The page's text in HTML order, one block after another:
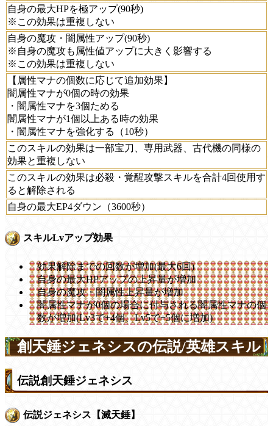
自身の最大HPを極アップ(90秒)
※この効果は重複しない
自身の魔攻・闇属性アップ(90秒)
※自身の魔攻も属性値アップに大きく影響する
※この効果は重複しない
【属性マナの個数に応じて追加効果】
闇属性マナが0個の時の効果
・闇属性マナを3個ためる
闇属性マナが1個以上ある時の効果
・闇属性マナを強化する（10秒）
このスキルの効果は一部宝刀、専用武器、古代機の同様の
効果と重複しない
このスキルの効果は必殺・覚醒攻撃スキルを合計4回使用す
ると解除される
自身の最大EP4ダウン（3600秒）
スキルLvアップ効果
効果解除までの回数が増加(最大6回)
自身の最大HPアップの上昇量が増加
自身の魔攻・闇属性上昇量が増加
闇属性マナが0個の場合に付与される闇属性マナの個
数が増加(Lv3で+4個、Lv5で+5個に増加)
創天錘ジェネシスの伝説/英雄スキル
伝説創天錘ジェネシス
伝説ジェネシス【滅天錘】